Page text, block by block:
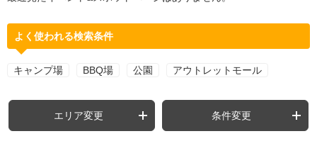
よく使われる検索条件
キャンプ場 BBQ場 公園 アウトレットモール
エリア変更 条件変更